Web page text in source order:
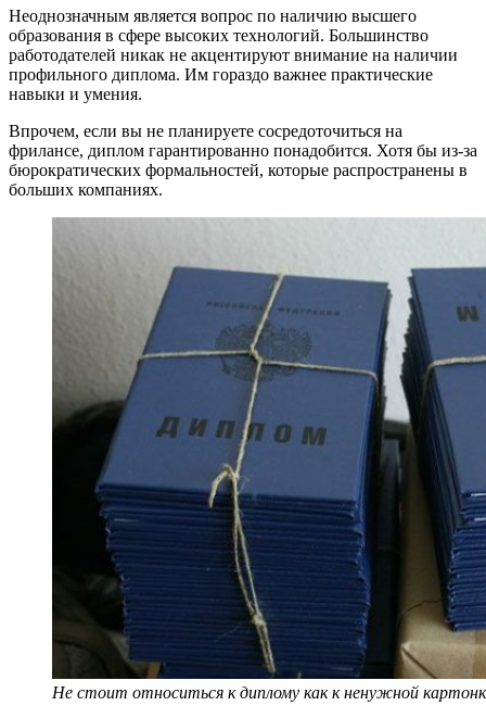
Неоднозначным является вопрос по наличию высшего
образования в сфере высоких технологий. Большинство
работодателей никак не акцентируют внимание на наличии
профильного диплома. Им гораздо важнее практические
навыки и умения.
Впрочем, если вы не планируете сосредоточиться на
фрилансе, диплом гарантированно понадобится. Хотя бы из-за
бюрократических формальностей, которые распространены в
больших компаниях.
Не стоит относиться к диплому как к ненужной